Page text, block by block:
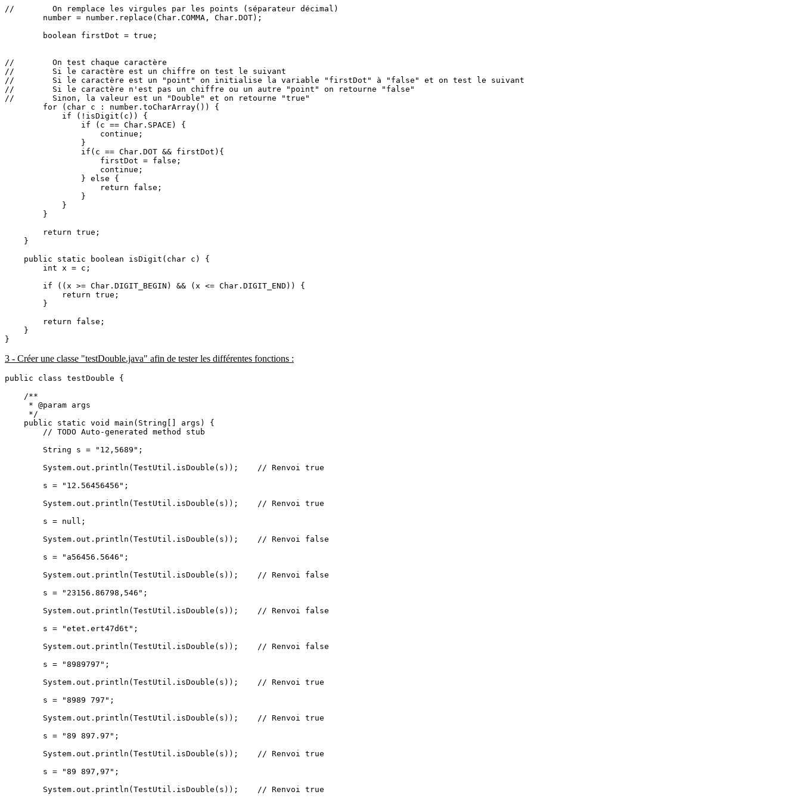
//        On remplace les virgules par les points (séparateur décimal)
        number = number.replace(Char.COMMA, Char.DOT);
        boolean firstDot = true;
//        On test chaque caractère
//        Si le caractère est un chiffre on test le suivant
//        Si le caractère est un "point" on initialise la variable "firstDot" à "false" et on test le suivant
//        Si le caractère n'est pas un chiffre ou un autre "point" on retourne "false"
//        Sinon, la valeur est un "Double" et on retourne "true"
        for (char c : number.toCharArray()) {
            if (!isDigit(c)) {
                if (c == Char.SPACE) {
                    continue;
                }
                if(c == Char.DOT && firstDot){
                    firstDot = false;
                    continue;
                } else {
                    return false;
                }
            }
        }
        return true;
    }
    public static boolean isDigit(char c) {
        int x = c;
        if ((x >= Char.DIGIT_BEGIN) && (x <= Char.DIGIT_END)) {
            return true;
        }
        return false;
    }
3 - Créer une classe "testDouble.java" afin de tester les différentes fonctions :
public class testDouble {
    /**
     * @param args
     */
    public static void main(String[] args) {
        // TODO Auto-generated method stub
        String s = "12,5689";
        System.out.println(TestUtil.isDouble(s));    // Renvoi true
        s = "12.56456456";
        System.out.println(TestUtil.isDouble(s));    // Renvoi true
        s = null;
        System.out.println(TestUtil.isDouble(s));    // Renvoi false
        s = "a56456.5646";
        System.out.println(TestUtil.isDouble(s));    // Renvoi false
        s = "23156.86798,546";
        System.out.println(TestUtil.isDouble(s));    // Renvoi false
        s = "etet.ert47d6t";
        System.out.println(TestUtil.isDouble(s));    // Renvoi false
        s = "8989797";
        System.out.println(TestUtil.isDouble(s));    // Renvoi true
        s = "8989 797";
        System.out.println(TestUtil.isDouble(s));    // Renvoi true
        s = "89 897.97";
        System.out.println(TestUtil.isDouble(s));    // Renvoi true
        s = "89 897,97";
        System.out.println(TestUtil.isDouble(s));    // Renvoi true